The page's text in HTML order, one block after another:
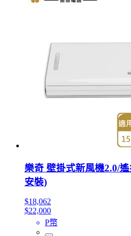
樂奇 壁掛式新風機2.0/
安裝)
$18,062
$22,000
P幣